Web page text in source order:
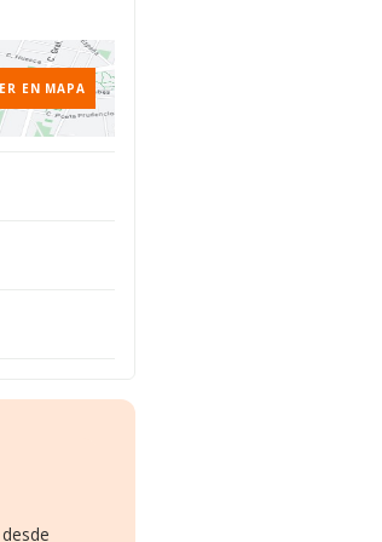
EN MAPA